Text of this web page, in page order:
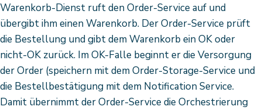
Warenkorb-Dienst ruft den Order-Service auf und
übergibt ihm einen Warenkorb. Der Order-Service prüft
die Bestellung und gibt dem Warenkorb ein OK oder
nicht-OK zurück. Im OK-Falle beginnt er die Versorgung
der Order (speichern mit dem Order-Storage-Service und
die Bestellbestätigung mit dem Notification Service.
Damit übernimmt der Order-Service die Orchestrierung